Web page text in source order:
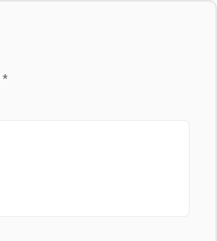
*